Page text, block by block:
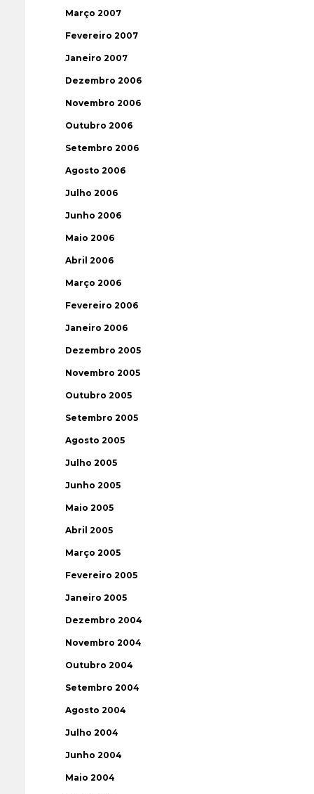
Março 2007
Fevereiro 2007
Janeiro 2007
Dezembro 2006
Novembro 2006
Outubro 2006
Setembro 2006
Agosto 2006
Julho 2006
Junho 2006
Maio 2006
Abril 2006
Março 2006
Fevereiro 2006
Janeiro 2006
Dezembro 2005
Novembro 2005
Outubro 2005
Setembro 2005
Agosto 2005
Julho 2005
Junho 2005
Maio 2005
Abril 2005
Março 2005
Fevereiro 2005
Janeiro 2005
Dezembro 2004
Novembro 2004
Outubro 2004
Setembro 2004
Agosto 2004
Julho 2004
Junho 2004
Maio 2004